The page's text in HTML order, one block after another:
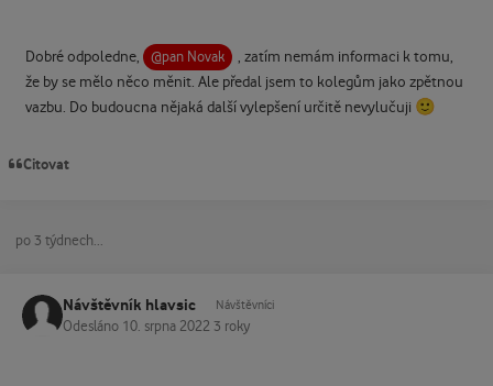
Dobré odpoledne, @pan Novak
, zatím nemám informaci k tomu,
že by se mělo něco měnit. Ale předal jsem to kolegům jako zpětnou
vazbu. Do budoucna nějaká další vylepšení určitě nevylučuji 🙂
Citovat
po 3 týdnech...
Návštěvník hlavsic Návštěvníci
Odesláno 10. srpna 2022 3 roky